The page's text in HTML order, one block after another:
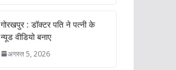
गोरखपुर : डॉक्टर पति ने पत्नी के
न्यूड वीडियो बनाए
अगस्त 5, 2026